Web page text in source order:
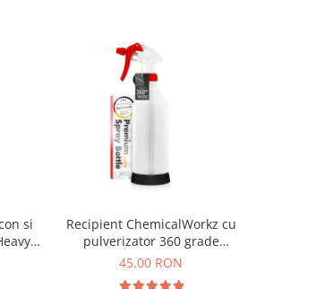
si
Recipient ChemicalWorkz cu
pulverizator 360 grade
Canyon Premium Spray Bottle
45,00 RON